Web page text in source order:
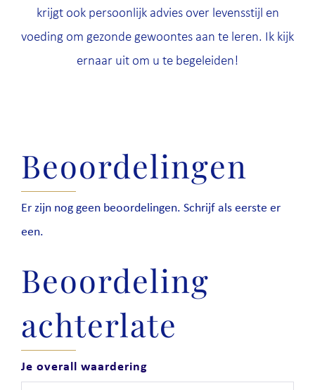
krijgt ook persoonlijk advies over levensstijl en
voeding om gezonde gewoontes aan te leren. Ik kijk
ernaar uit om u te begeleiden!
Beoordelingen
Er zijn nog geen beoordelingen. Schrijf als eerste er
een.
Beoordeling
achterlate
Je overall waardering